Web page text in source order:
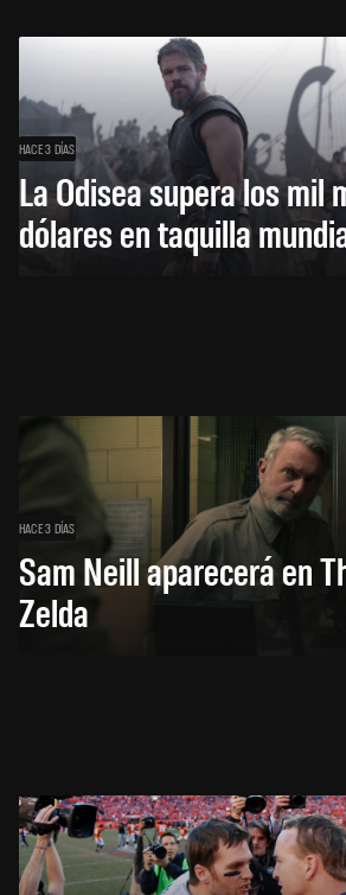
HACE 3 DÍAS
La Odisea supera los mil
dólares en taquilla
HACE 3 DÍAS
Sam Neill aparecerá en
Zelda